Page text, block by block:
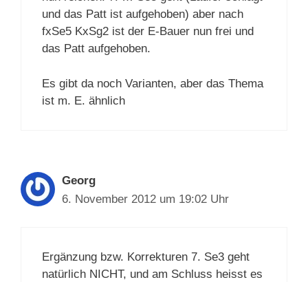
und das Patt ist aufgehoben) aber nach
fxSe5 KxSg2 ist der E-Bauer nun frei und
das Patt aufgehoben.
Es gibt da noch Varianten, aber das Thema
ist m. E. ähnlich
Georg
6. November 2012 um 19:02 Uhr
Ergänzung bzw. Korrekturen 7. Se3 geht
natürlich NICHT, und am Schluss heisst es